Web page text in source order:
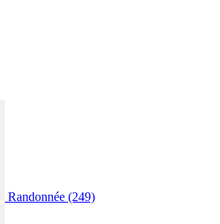
Randonnée (249)